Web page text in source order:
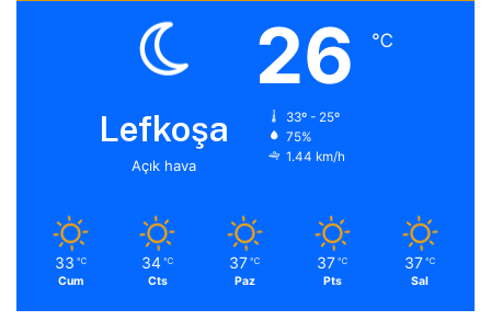
Lefkoşa
Açık hava
26 ℃
33º - 25º
75%
1.44 km/h
33 ℃
Cum
34 ℃
Cts
37 ℃
Paz
37 ℃
Pts
37 ℃
Sal